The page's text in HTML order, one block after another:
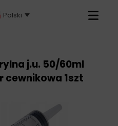
Polski
Primary
j.u. 50/60ml
cewnikowa 1szt